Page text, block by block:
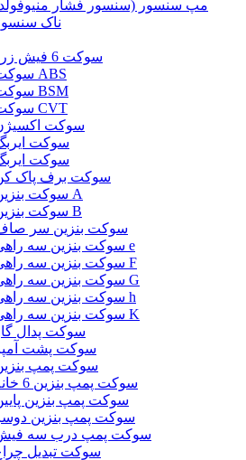
مپ سنسور (سنسور فشار
ناک
سوکت 6 فیش زرد
سوکت ABS
سوکت BSM
سوکت CVT
سوکت
سوکت
سوکت
سوکت برف پاک
سوکت بنزین A
سوکت بنزین B
سوکت بنزین سر
سوکت بنزین سه راهی e
سوکت بنزین سه راهی F
سوکت بنزین سه راهی G
سوکت بنزین سه راهی h
سوکت بنزین سه راهی K
سوکت پدال
سوکت پشت
سوکت پمپ
سوکت پمپ بنزین 6 خانه
سوکت پمپ بنزین
سوکت پمپ بنزین
سوکت پمپ درب سه
سوکت تبدیل